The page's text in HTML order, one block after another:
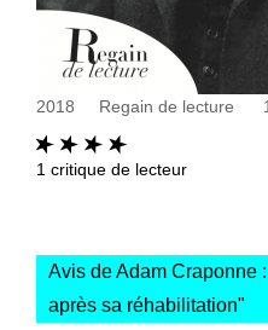
2018 Regain de lecture
1 critique de lecteur
Avis de Adam Craponne
après sa réhabilitation"